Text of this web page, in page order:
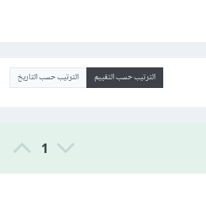
الترتيب حسب التقييم الترتيب حسب التاريخ
1